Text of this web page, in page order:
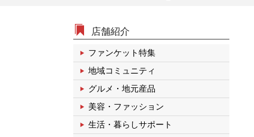
店舗紹介
ファンケット特集
地域コミュニティ
グルメ・地元産品
美容・ファッション
生活・暮らしサポート